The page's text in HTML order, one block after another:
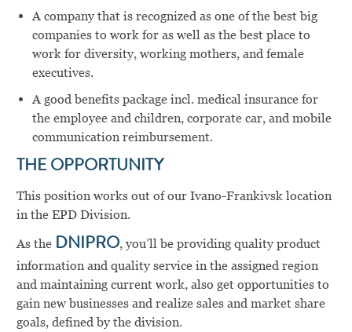
A company that is recognized as one of the best big
companies to work for as well as the best place to
work for diversity, working mothers, and female
executives.
A good benefits package incl. medical insurance for
the employee and children, corporate car, and mobile
communication reimbursement.
THE OPPORTUNITY
This position works out of our Ivano-Frankivsk location
in the EPD Division.
As the DNIPRO, you’ll be providing quality product
information and quality service in the assigned region
and maintaining current work, also get opportunities to
gain new businesses and realize sales and market share
goals, defined by the division.